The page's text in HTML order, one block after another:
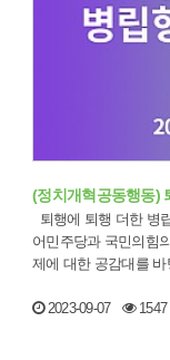
(정치개혁공동행동)
어민주당과 국민의힘
제에 대한 공감대를
2023-09-07 1547